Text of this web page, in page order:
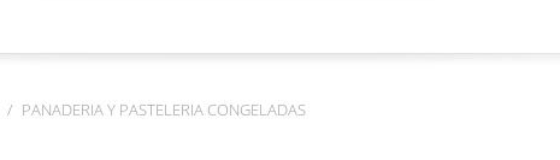
PANADERIA Y PASTELERIA CONGELADAS